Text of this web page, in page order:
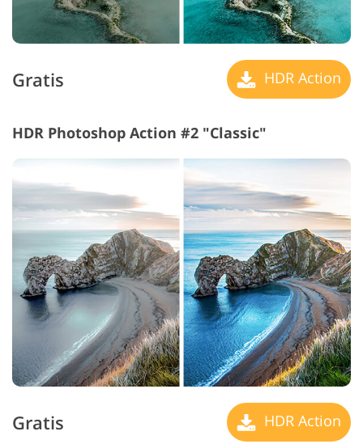
Gratis HDR Action
HDR Photoshop Action #2 "Classic"
Gratis HDR Action